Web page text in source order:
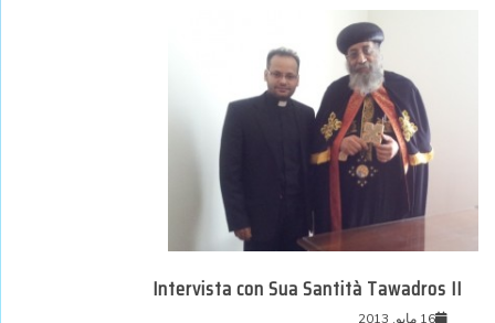
Intervista con Sua Santità Tawadros II
16 مايو, 2013